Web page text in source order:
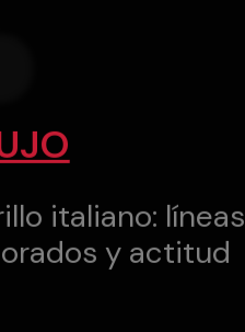
italiano: líneas
y actitud